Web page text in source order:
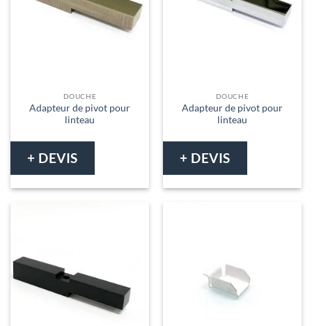
DOUCHE
Adapteur de pivot pour
linteau
+ DEVIS
DOUCHE
Adapteur de pivot pour
linteau
+ DEVIS